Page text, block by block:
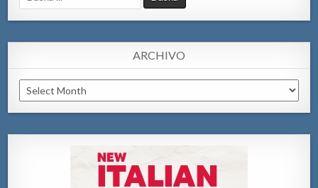
for:
ARCHIVO
Archivo